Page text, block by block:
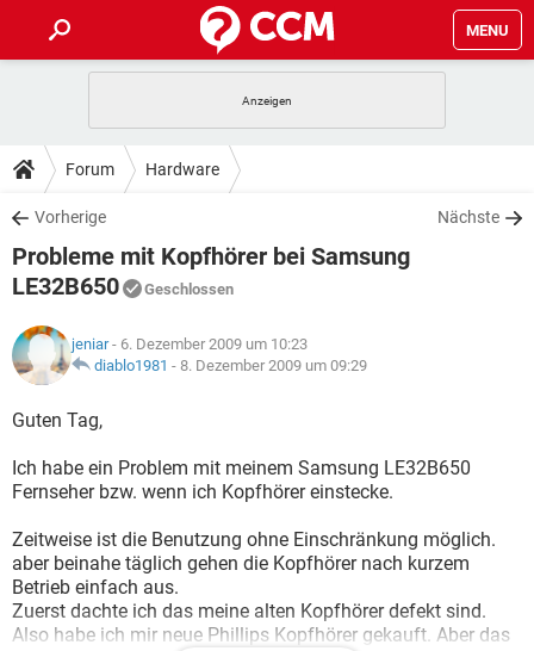
MENU
ANDROID
WINDOWS 10
WHATSAPP TIKTOK
FACEBOOK
TIPPS & TRICKS
SPIELE
WINDOWS 10
FACEBOOK HARDWARE
DOWNLOADS
SPIELE STREAMING
ANDROID
WINDOWS 10 INSTAGRAM
WHATSAPP
FACEBOOK
FORUM
ANDROID IOS
FACEBOOK HARDWARE
LEXIKON
SPIELE
ANDROID
WINDOWS 10 INSTAGRAM
WHATSAPP TIKTOK
FACEBOOK HARDWARE
Forum Hardware
Vorherige Nächste
Probleme mit Kopfhörer bei Samsung
LE32B650
Geschlossen
jeniar- 6. Dezember 2009 um 10:23
diablo1981 - 8. Dezember 2009 um 09:29
Guten Tag,
Ich habe ein Problem mit meinem Samsung LE32B650
Fernseher bzw. wenn ich Kopfhörer einstecke.
Zeitweise ist die Benutzung ohne Einschränkung möglich.
aber beinahe täglich gehen die Kopfhörer nach kurzem
Betrieb einfach aus.
Zuerst dachte ich das meine alten Kopfhörer defekt sind.
Also habe ich mir neue Phillips Kopfhörer gekauft. Aber das